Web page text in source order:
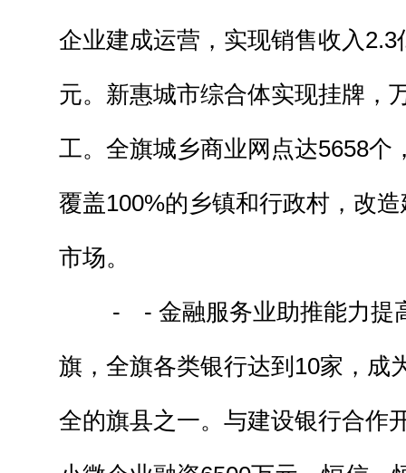
企业建成运营，实现销售收入2.3
元。新惠城市综合体实现挂牌，
工。全旗城乡商业网点达5658个
覆盖100%的乡镇和行政村，改
市场。
- - 金融服务业助推能力提高
旗，全旗各类银行达到10家，成
全的旗县之一。与建设银行合作